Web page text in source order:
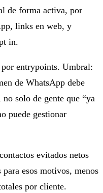
de forma activa, por
links en web, y
in.
entrypoints. Umbral:
de WhatsApp debe
solo de gente que “ya
puede gestionar
evitados netos
esos motivos, menos
por cliente.